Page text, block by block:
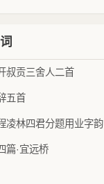
叔贡三舍人二首
五首
凌林四君分题用业字韵
篇·宜远桥